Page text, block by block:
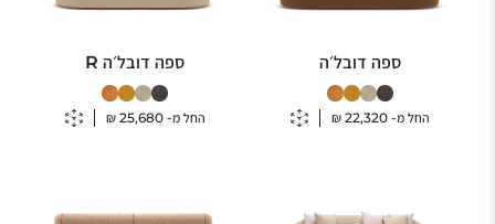
ספה דובל׳ה
החל מ- 22,320
₪
ספה דובל׳ה R
החל מ-25,680
₪